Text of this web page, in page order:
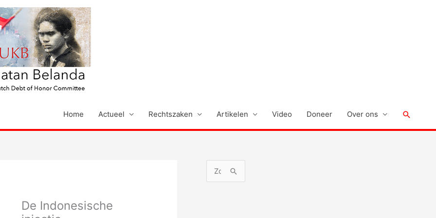
Home Actueel Rechtszaken Artikelen Video Doneer Over ons Zoeken
De Indonesische
o